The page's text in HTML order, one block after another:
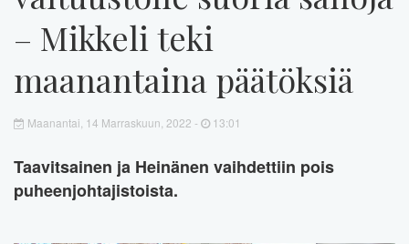
– Mikkeli teki
maanantaina päätöksiä
Maanantai, 14 Marraskuun, 2022 - 13:01
Taavitsainen ja Heinänen vaihdettiin pois
puheenjohtajistoista.